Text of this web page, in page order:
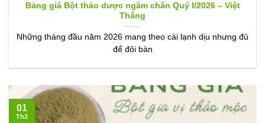
Bảng giá Bột thảo dược ngâm chân Quý I/2026 – Việt
Thắng
Những tháng đầu năm 2026 mang theo cái lạnh dịu nhưng đủ
để đôi bàn
01
Th2